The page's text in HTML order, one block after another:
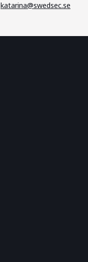
katarina@swedsec.se